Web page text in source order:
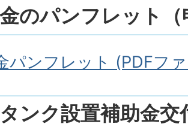
のパンフレット
パンフレット (PDFフ
ンク設置補助金交